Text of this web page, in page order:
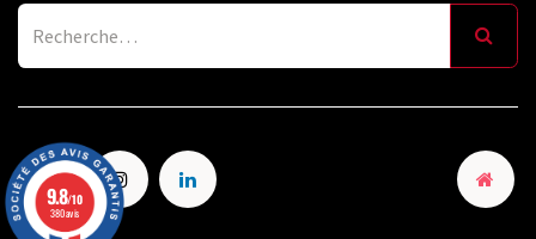
9.8/10
380 avis